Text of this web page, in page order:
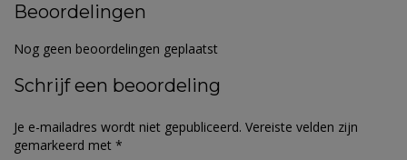
Beoordelingen
Nog geen beoordelingen geplaatst
Schrijf een beoordeling
Je e-mailadres wordt niet gepubliceerd. Vereiste velden zijn
gemarkeerd met *